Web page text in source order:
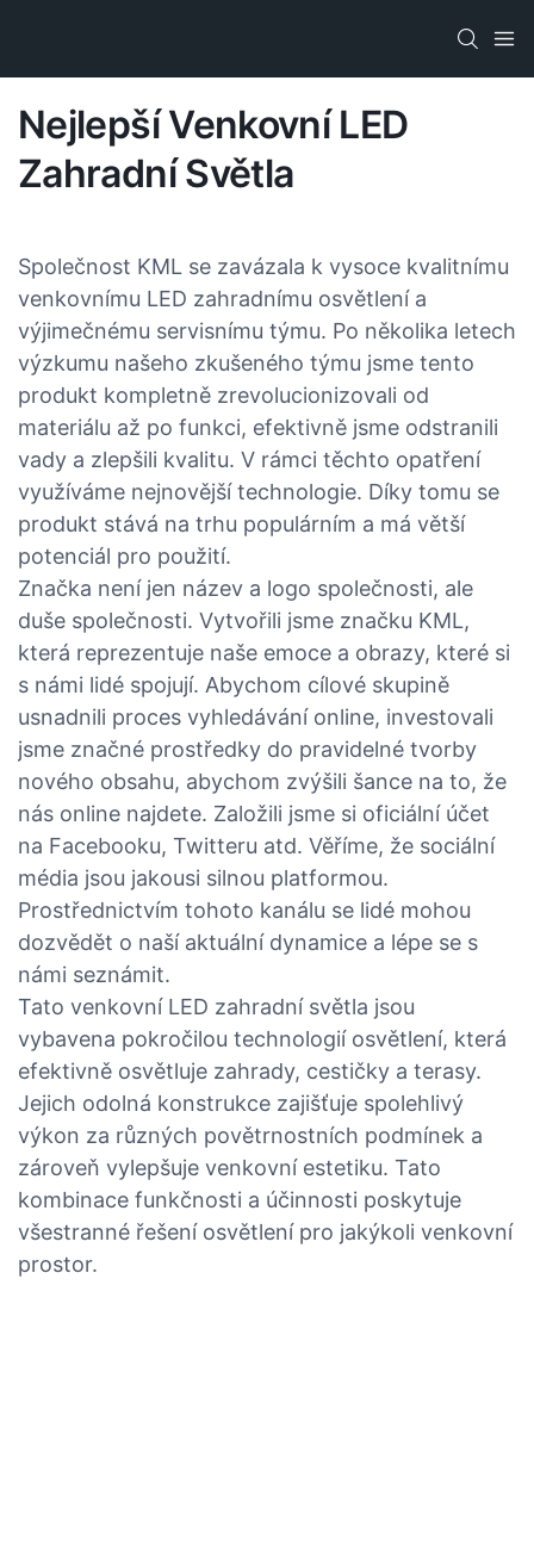
Nejlepší Venkovní LED
Zahradní Světla
Společnost KML se zavázala k vysoce kvalitnímu
venkovnímu LED zahradnímu osvětlení a
výjimečnému servisnímu týmu. Po několika letech
výzkumu našeho zkušeného týmu jsme tento
produkt kompletně zrevolucionizovali od
materiálu až po funkci, efektivně jsme odstranili
vady a zlepšili kvalitu. V rámci těchto opatření
využíváme nejnovější technologie. Díky tomu se
produkt stává na trhu populárním a má větší
potenciál pro použití.
Značka není jen název a logo společnosti, ale
duše společnosti. Vytvořili jsme značku KML,
která reprezentuje naše emoce a obrazy, které si
s námi lidé spojují. Abychom cílové skupině
usnadnili proces vyhledávání online, investovali
jsme značné prostředky do pravidelné tvorby
nového obsahu, abychom zvýšili šance na to, že
nás online najdete. Založili jsme si oficiální účet
na Facebooku, Twitteru atd. Věříme, že sociální
média jsou jakousi silnou platformou.
Prostřednictvím tohoto kanálu se lidé mohou
dozvědět o naší aktuální dynamice a lépe se s
námi seznámit.
Tato venkovní LED zahradní světla jsou
vybavena pokročilou technologií osvětlení, která
efektivně osvětluje zahrady, cestičky a terasy.
Jejich odolná konstrukce zajišťuje spolehlivý
výkon za různých povětrnostních podmínek a
zároveň vylepšuje venkovní estetiku. Tato
kombinace funkčnosti a účinnosti poskytuje
všestranné řešení osvětlení pro jakýkoli venkovní
prostor.